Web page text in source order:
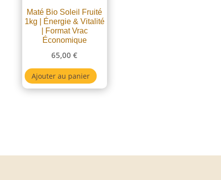
Maté Bio Soleil Fruité
1kg | Énergie & Vitalité
| Format Vrac
Économique
65,00€
Ajouter au panier